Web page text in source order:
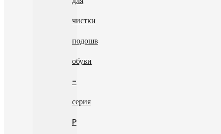
чистки
подошв
обуви
-
серия
P